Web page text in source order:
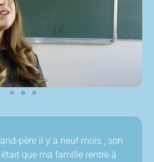
père il y a neuf mois ; son
que ma famille rentre à